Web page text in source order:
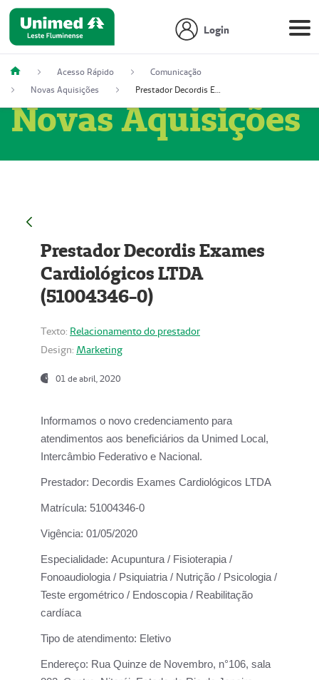
Login
Acesso Rápido
Comunicação
Novas Aquisições
Prestador Decordis Exames Cardiológicos LTDA (51004346-0)
Novas Aquisições
Prestador Decordis Exames
Cardiológicos LTDA
(51004346-0)
Texto: Relacionamento do prestador
Design: Marketing
01 de abril, 2020
Informamos o novo credenciamento para
atendimentos aos beneficiários da Unimed Local,
Intercâmbio Federativo e Nacional.
Prestador: Decordis Exames Cardiológicos LTDA
Matrícula: 51004346-0
Vigência: 01/05/2020
Especialidade: Acupuntura / Fisioterapia /
Fonoaudiologia / Psiquiatria / Nutrição / Psicologia /
Teste ergométrico / Endoscopia / Reabilitação
cardíaca
Tipo de atendimento: Eletivo
Endereço: Rua Quinze de Novembro, n°106, sala